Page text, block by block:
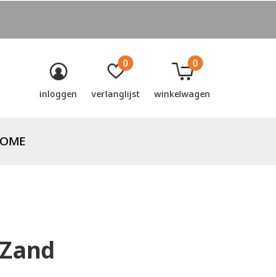
inloggen verlanglijst
0
winkelwagen
0